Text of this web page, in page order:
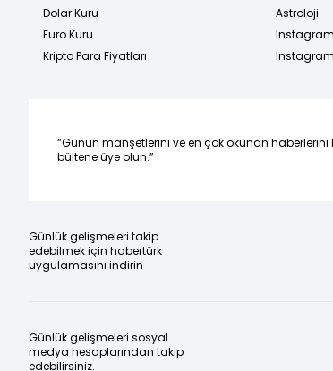
Dolar Kuru
Euro Kuru
Kripto Para Fiyatları
Astroloji
“Günün manşetlerini ve en çok okunan
bültene üye olun.”
Günlük gelişmeleri takip
edebilmek için habertürk
uygulamasını indirin
Günlük gelişmeleri sosyal
medya hesaplarından takip
edebilirsiniz.